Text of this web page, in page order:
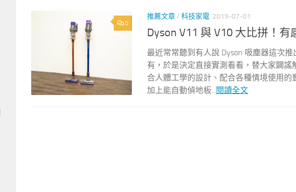
0
推薦文章/ 科技家電 2019-07-01
Dyson V11 與 V10 大比拼！
最近常常聽到有人說 Dyson 吸塵器這次
有，於是決定直接實測看看，替大家闢
合人體工學的設計、配合各種情境使用
加上能自動偵地板...閱讀全文